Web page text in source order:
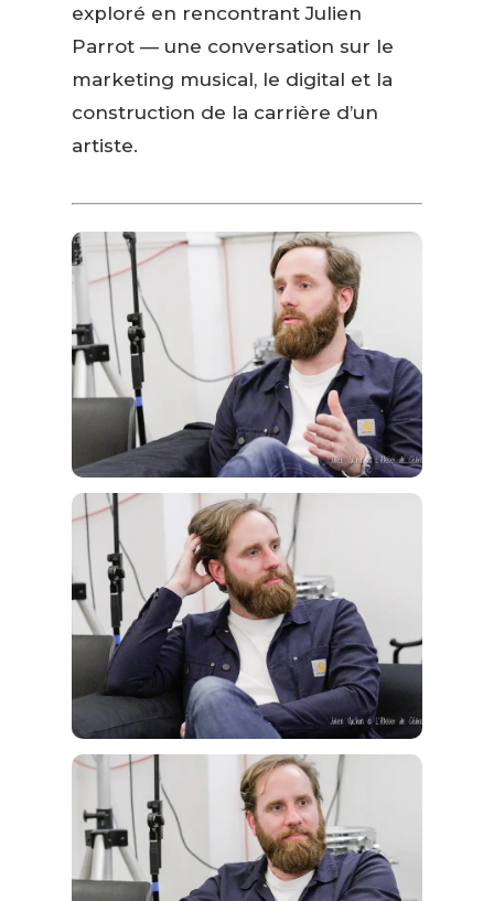
exploré en rencontrant Julien
Parrot — une conversation sur le
marketing musical, le digital et la
construction de la carrière d’un
artiste.